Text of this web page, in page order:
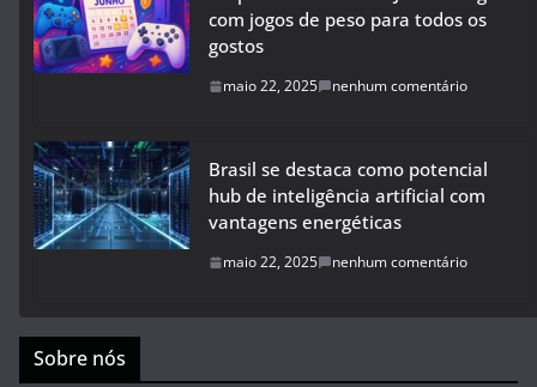
com jogos de peso para todos os
gostos
maio 22, 2025 nenhum comentário
Brasil se destaca como potencial
hub de inteligência artificial com
vantagens energéticas
maio 22, 2025 nenhum comentário
Sobre nós